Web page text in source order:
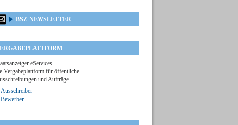
BSZ-NEWSLETTER
eServices
Vergabeplattform für öffentliche
und Aufträge
Ausschreiber
Bewerber